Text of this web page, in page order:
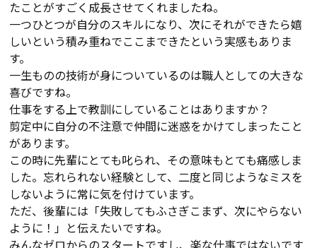
たことがすごく成長させてくれましたね。
一つひとつが自分のスキルになり、次にそれができたら嬉
しいという積み重ねでここまできたという実感もありま
す。
一生ものの技術が身についているのは職人としての大きな
喜びですね。
仕事をする上で教訓にしていることはありますか？
剪定中に自分の不注意で仲間に迷惑をかけてしまったこと
があります。
この時に先輩にとても叱られ、その意味もとても痛感しま
した。忘れられない経験として、二度と同じようなミスを
しないように常に気を付けています。
ただ、後輩には「失敗してもふさぎこまず、次にやらない
ように！」と伝えたいですね。
みんなゼロからのスタートですし、楽な仕事ではないです